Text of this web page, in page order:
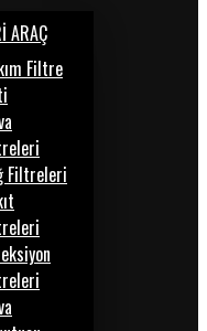
ARAÇ
Filtre
Filtreleri